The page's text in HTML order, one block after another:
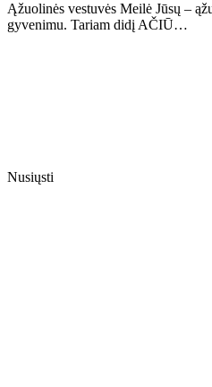
Ąžuolinės vestuvės Meilė Jūsų –
gyvenimu. Tariam didį AČIŪ…
Nusiųsti